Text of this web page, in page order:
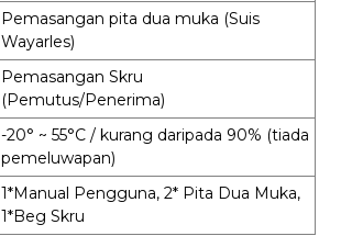
Pemasangan pita dua muka (Suis
Wayarles)
Pemasangan Skru
(Pemutus/Penerima)
-20° ~ 55°C / kurang daripada 90% (tiada
pemeluwapan)
1*Manual Pengguna, 2* Pita Dua Muka,
1*Beg Skru